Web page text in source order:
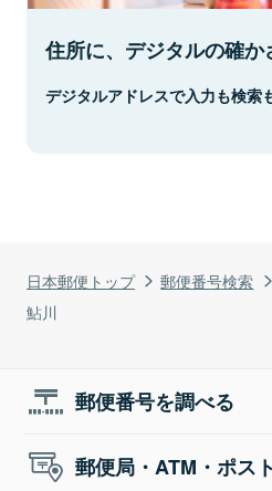
日本郵便トップ 郵便番号検索
鮎川
住所に、デジタルの確か
デジタルアドレスで入力も検索
郵便番号を調べる
郵便局・ATM・ポス